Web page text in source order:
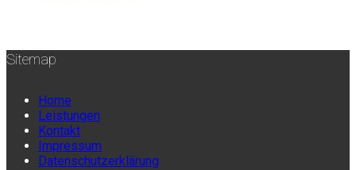
Sitemap
Home
Leistungen
Kontakt
Impressum
Datenschutzerklärung